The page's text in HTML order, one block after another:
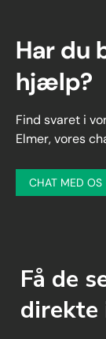
Har du
hjælp?
Find svaret i
Elmer, vores
CHAT MED OS
Få de
direkte